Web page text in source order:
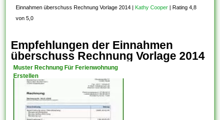
Einnahmen überschuss Rechnung Vorlage 2014 Kathy Cooper
Rating 4,8
von 5,0
Empfehlungen der Einnahmen
überschuss Rechnung Vorlage 2014
Muster Rechnung Für Ferienwohnung
Erstellen